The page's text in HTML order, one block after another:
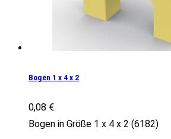
Bogen 1 x 4 x 2
0,08 €
Bogen in Größe 1 x 4 x 2 (6182)